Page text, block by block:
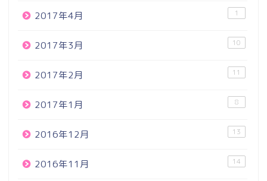
2017年4月 1
2017年3月 10
2017年2月 11
2017年1月 8
2016年12月 13
2016年11月 14